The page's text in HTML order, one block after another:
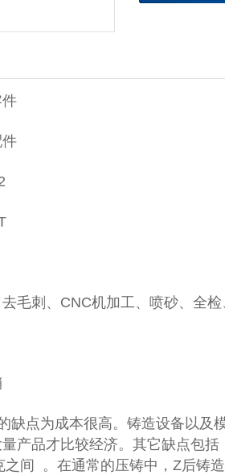
毛刺、CNC机加工、喷砂、全检
缺点为成本很高。铸造设备以及
产品才比较经济。其它缺点包
之间 。在通常的压铸中，Z后铸